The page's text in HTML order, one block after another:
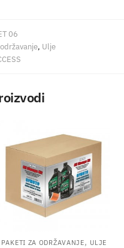
06
, Ulje
PAKETI ZA ODRŽAVANJE, ULJE